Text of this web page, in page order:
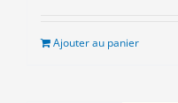
est :
Ajouter au panier